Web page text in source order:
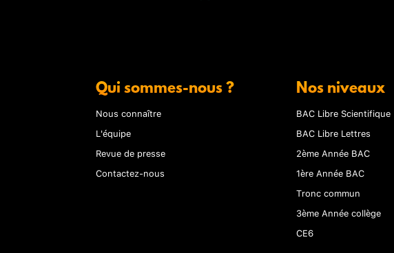
Qui sommes-nous ?
Nous connaître
L'équipe
Revue de presse
Contactez-nous
Nos niveaux
BAC Libre Scientifique
BAC Libre Lettres
2ème Année BAC
1ère Année BAC
Tronc commun
3ème Année collège
CE6